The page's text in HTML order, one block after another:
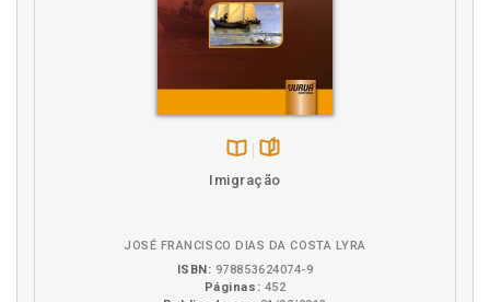
Pressuposto formal. Exclusão da antijuridicidade, p.
Repulsa. Excesso. Exclusão da antijuridicidade, p. 43
Repulsa. Exclusão da antijuridicidade, p. 37
antijuridicidade, p. 42
na
Imigração
JOSÉ FRANCISCO DIAS DA COSTA LYRA
ISBN: 978853624074-9
Páginas: 452